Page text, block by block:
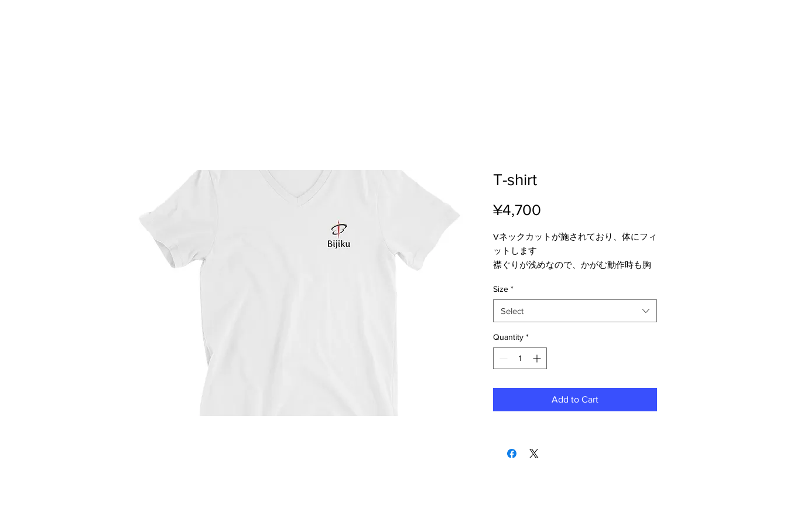
T-shirt
¥4,700
Vネックカットが施されており、体にフィ
ットします
襟ぐりが浅めなので、かがむ動作時も胸
リング紡績されたコーマ綿100％
防縮加工済み生地
ユニセックスフィット
サイドシーム
カバーステッチのVネックと裾の袖
Size *
Select
Quantity *
Add to Cart